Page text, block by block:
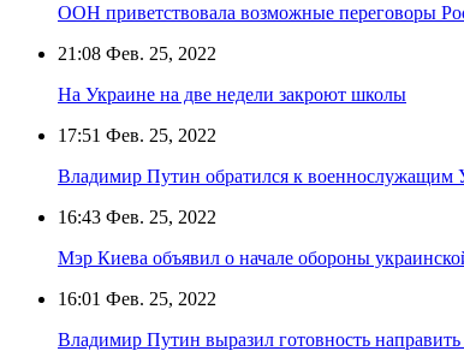
ООН приветствовала возможные переговоры
21:08 Фев. 25, 2022
На Украине на две недели закроют школы
17:51 Фев. 25, 2022
Владимир Путин обратился к военнослужащим
16:43 Фев. 25, 2022
Мэр Киева объявил о начале обороны
16:01 Фев. 25, 2022
Владимир Путин выразил готовность